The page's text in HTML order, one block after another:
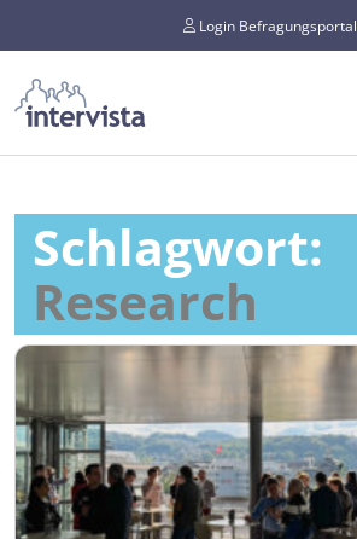
Login Befragungsportal
Schlagwort:
Research